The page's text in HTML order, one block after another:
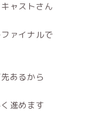
ャストさん
ァイナルで
あるから
進めます